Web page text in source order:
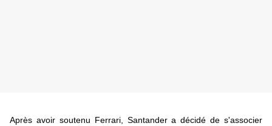
Après avoir soutenu Ferrari, Santander a décidé de s'associer